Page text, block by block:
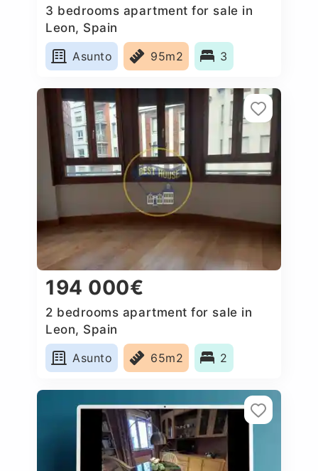
3 bedrooms apartment for sale in
Leon, Spain
Asunto
95m2 3
194 000€
2 bedrooms apartment for sale in
Leon, Spain
Asunto
65m2 2